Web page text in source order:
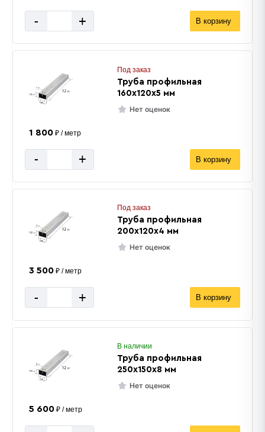
- + В корзину
Под заказ
Труба профильная
160х120х5 мм
Нет оценок
1 800 ₽ / метр
- + В корзину
Под заказ
Труба профильная
200х120х4 мм
Нет оценок
3 500 ₽ / метр
- + В корзину
В наличии
Труба профильная
250х150х8 мм
Нет оценок
5 600 ₽ / метр